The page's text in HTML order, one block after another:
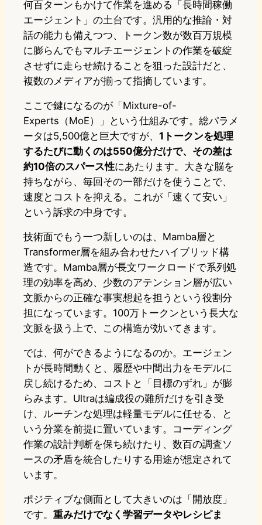
何百ターンもかけて作業を進める「長時間稼働
エージェント」の土台です。汎用的な推論・対
話の能力も備えつつ、トークン数が数百万規模
に膨らんでもマルチエージェントの作業を破綻
させずに走らせ続けることを狙った設計だと、
複数のメディアが揃って指摘しています。
ここで鍵になるのが「Mixture-of-
Experts（MoE）」という仕組みです。総パラメ
ータは5,500億と巨大ですが、 1トークンを処理
するたびに動くのは550億分だけで、その差は
約10倍のスパース性にあたります。大きな脳を
持ちながら、毎回その一部だけを使うことで、
速度とコストを抑える。これが「速くて安い」
という訴求の中身です。
技術面でもう一つ新しいのは、Mamba層と
Transformer層を組み合わせたハイブリッド構
造です。Mamba層が長文ワークロードで系列処
理の効率を高め、少数のアテンション層が広い
文脈からの正確な事実想起を担うという役割分
担になっています。100万トークンという長大な
文脈を扱う上で、この構造が効いてきます。
では、何ができるようになるのか。エージェン
トが長時間動くと、履歴や中間出力をモデルに
戻し続けるため、コストと「目標のずれ」が膨
らみます。Ultraは編成役の難所だけを引き受
け、ルーチンな処理は軽量モデルに任せる、と
いう分業を前提に置いています。コーディング
作業の設計判断を保ち続けたり、数百の調査ソ
ースの矛盾を統合したりする用途が想定されて
います。
ポジティブな側面として大きいのは「開放度」
です。 重みだけでなく学習データやレシピま